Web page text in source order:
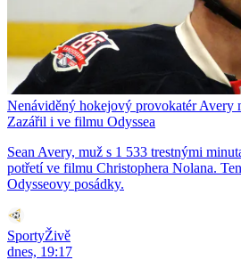
Nenáviděný hokejový provokatér Avery
Zazářil i ve filmu Odyssea
Sean Avery, muž s 1 533 trestnými
potřetí ve filmu Christophera Nolana.
Odysseovy posádky.
SportyŽivě
dnes, 19:17